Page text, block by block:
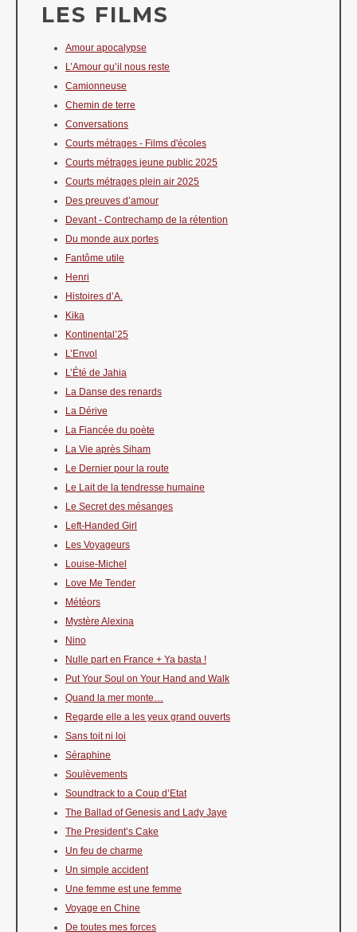
LES FILMS
Amour apocalypse
L’Amour qu’il nous reste
Camionneuse
Chemin de terre
Conversations
Courts métrages - Films d'écoles
Courts métrages jeune public 2025
Courts métrages plein air 2025
Des preuves d’amour
Devant - Contrechamp de la rétention
Du monde aux portes
Fantôme utile
Henri
Histoires d’A.
Kika
Kontinental’25
L’Envol
L’Été de Jahia
La Danse des renards
La Dérive
La Fiancée du poète
La Vie après Siham
Le Dernier pour la route
Le Lait de la tendresse humaine
Le Secret des mésanges
Left-Handed Girl
Les Voyageurs
Louise-Michel
Love Me Tender
Météors
Mystère Alexina
Nino
Nulle part en France + Ya basta !
Put Your Soul on Your Hand and Walk
Quand la mer monte…
Regarde elle a les yeux grand ouverts
Sans toit ni loi
Séraphine
Soulèvements
Soundtrack to a Coup d’Etat
The Ballad of Genesis and Lady Jaye
The President’s Cake
Un feu de charme
Un simple accident
Une femme est une femme
Voyage en Chine
De toutes mes forces